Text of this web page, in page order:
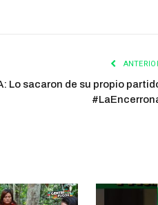
Lo sacaron de su propio